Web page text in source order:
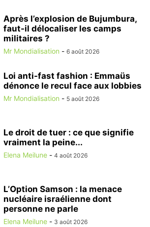
Après l’explosion de Bujumbura,
faut-il délocaliser les camps
militaires ?
Mr Mondialisation - 6 août 2026
Loi anti-fast fashion : Emmaüs
dénonce le recul face aux lobbies
Mr Mondialisation - 5 août 2026
Le droit de tuer : ce que signifie
vraiment la peine...
Elena Meilune - 4 août 2026
L’Option Samson : la menace
nucléaire israélienne dont
personne ne parle
Elena Meilune - 3 août 2026